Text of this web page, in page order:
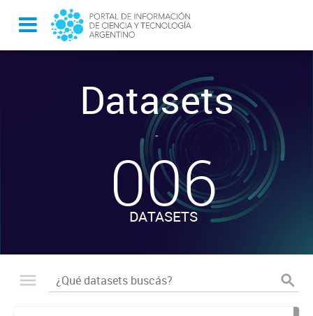
Datasets
-
006
DATASETS